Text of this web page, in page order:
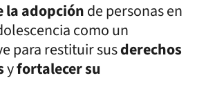
la adopciónde personas en
como un
para restituir susderechos
yfortalecer su